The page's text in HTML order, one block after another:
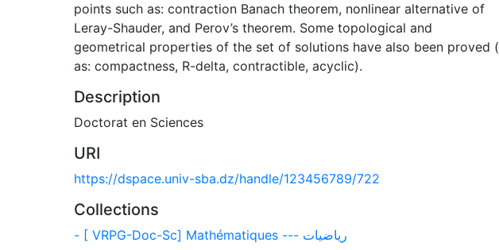
points such as: contraction Banach theorem, nonlinear alternative of
Leray-Shauder, and Perov’s theorem. Some topological and
geometrical properties of the set of solutions have also been proved (
as: compactness, R-delta, contractible, acyclic).
Description
Doctorat en Sciences
URI
https://dspace.univ-sba.dz/handle/123456789/722
Collections
- [ VRPG-Doc-Sc] Mathématiques --- رياضيات